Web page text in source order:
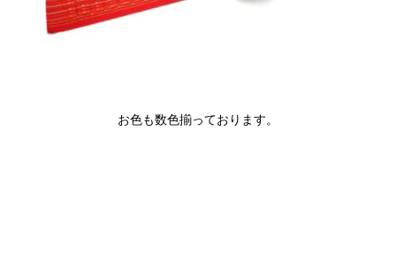
お色も数色揃っております。